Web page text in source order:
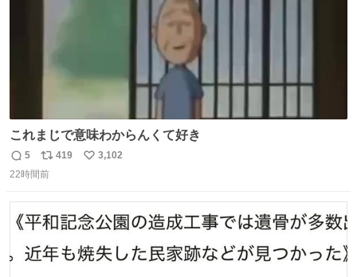
これまじで意味わからんくて好き
返
信
5
リ
ポ
ト
数
419
い
数
3,102
22時間前